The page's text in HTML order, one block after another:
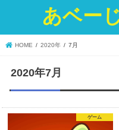
あベー
HOME 2020年 7月
2020年7月
ゲーム